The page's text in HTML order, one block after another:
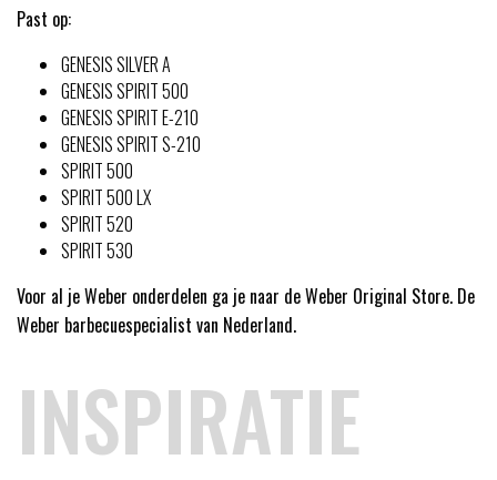
Past op:
GENESIS SILVER A
GENESIS SPIRIT 500
GENESIS SPIRIT E-210
GENESIS SPIRIT S-210
SPIRIT 500
SPIRIT 500 LX
SPIRIT 520
SPIRIT 530
Voor al je Weber onderdelen ga je naar de Weber Original Store. De
Weber barbecuespecialist van Nederland.
INSPIRATIE